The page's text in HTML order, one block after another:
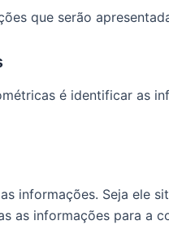
que serão
é identificar as
informações. Seja ele
as informações para a